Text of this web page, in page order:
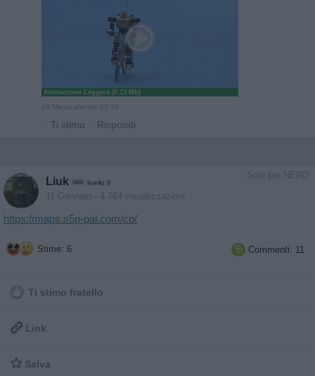
Animazione Leggera (0.13 Mb)
18 Marzo alle ore 12:15
· Ti stimo · Rispondi
Solo per NERD
Liuk livello 9
11 Gennaio - 4.764 visualizzazioni
https://maps.s5p-pal.com/co/
Stime: 6  Commenti: 11
Ti stimo fratello
 Link
 Salva